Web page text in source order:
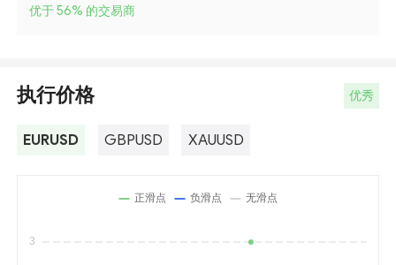
优于 56% 的交易商
执行价格 优秀
EURUSD GBPUSD XAUUSD